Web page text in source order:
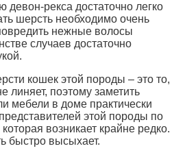
девон-рекса достаточно легко
шерсть необходимо очень
нежные волосы
случаев достаточно
кошек этой породы – это то,
линяет, поэтому заметить
мебели в доме практически
этой породы по
возникает крайне редко.
быстро высыхает.